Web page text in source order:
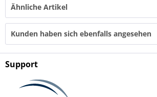
Ähnliche Artikel
Kunden haben sich ebenfalls angesehen
Support